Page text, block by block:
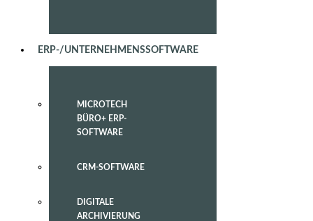
ERP-/UNTERNEHMENSSOFTWARE
MICROTECH
BÜRO+ ERP-
SOFTWARE
CRM-SOFTWARE
DIGITALE
ARCHIVIERUNG